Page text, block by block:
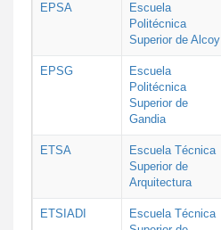
EPSA
Escuela
Politécnica
Superior de Alcoy
EPSG
Escuela
Politécnica
Superior de
Gandia
ETSA
Escuela Técnica
Superior de
Arquitectura
ETSIADI
Escuela Técnica